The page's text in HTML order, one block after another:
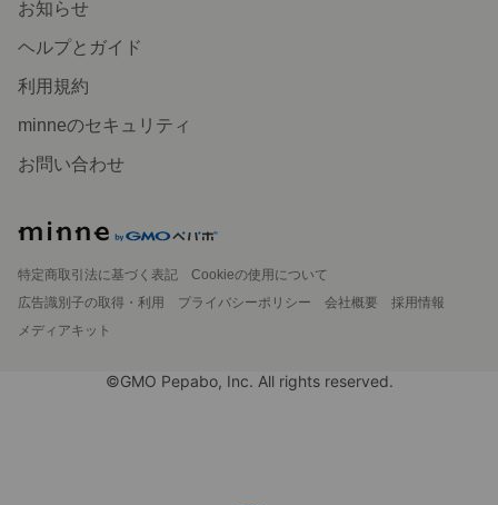
お知らせ
ヘルプとガイド
利用規約
minneのセキュリティ
お問い合わせ
特定商取引法に基づく表記
Cookieの使用について
広告識別子の取得・利用
プライバシーポリシー 会社概要
採用情報
メディアキット
©GMO Pepabo, Inc. All rights reserved.